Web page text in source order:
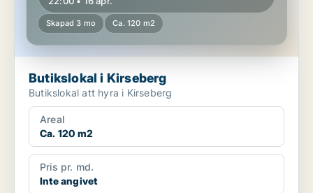
Skapad 3 mo Ca. 120 m2
Butikslokal i Kirseberg
Butikslokal att hyra i Kirseberg
Areal
Ca. 120 m2
Pris pr. md.
Inte angivet